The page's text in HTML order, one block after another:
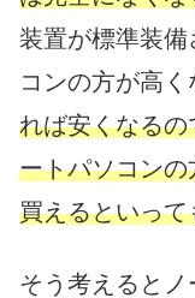
装置が標準装
コンの方が高く
れば安くなる
ートパソコン
買えるといっ
そう考えるとノ